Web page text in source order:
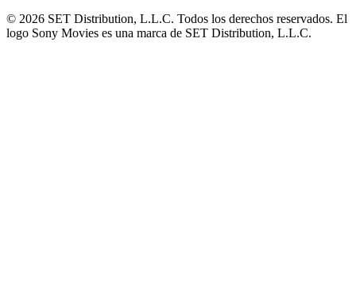
© 2026 SET Distribution, L.L.C. Todos los derechos reservados. El
logo Sony Movies es una marca de SET Distribution, L.L.C.